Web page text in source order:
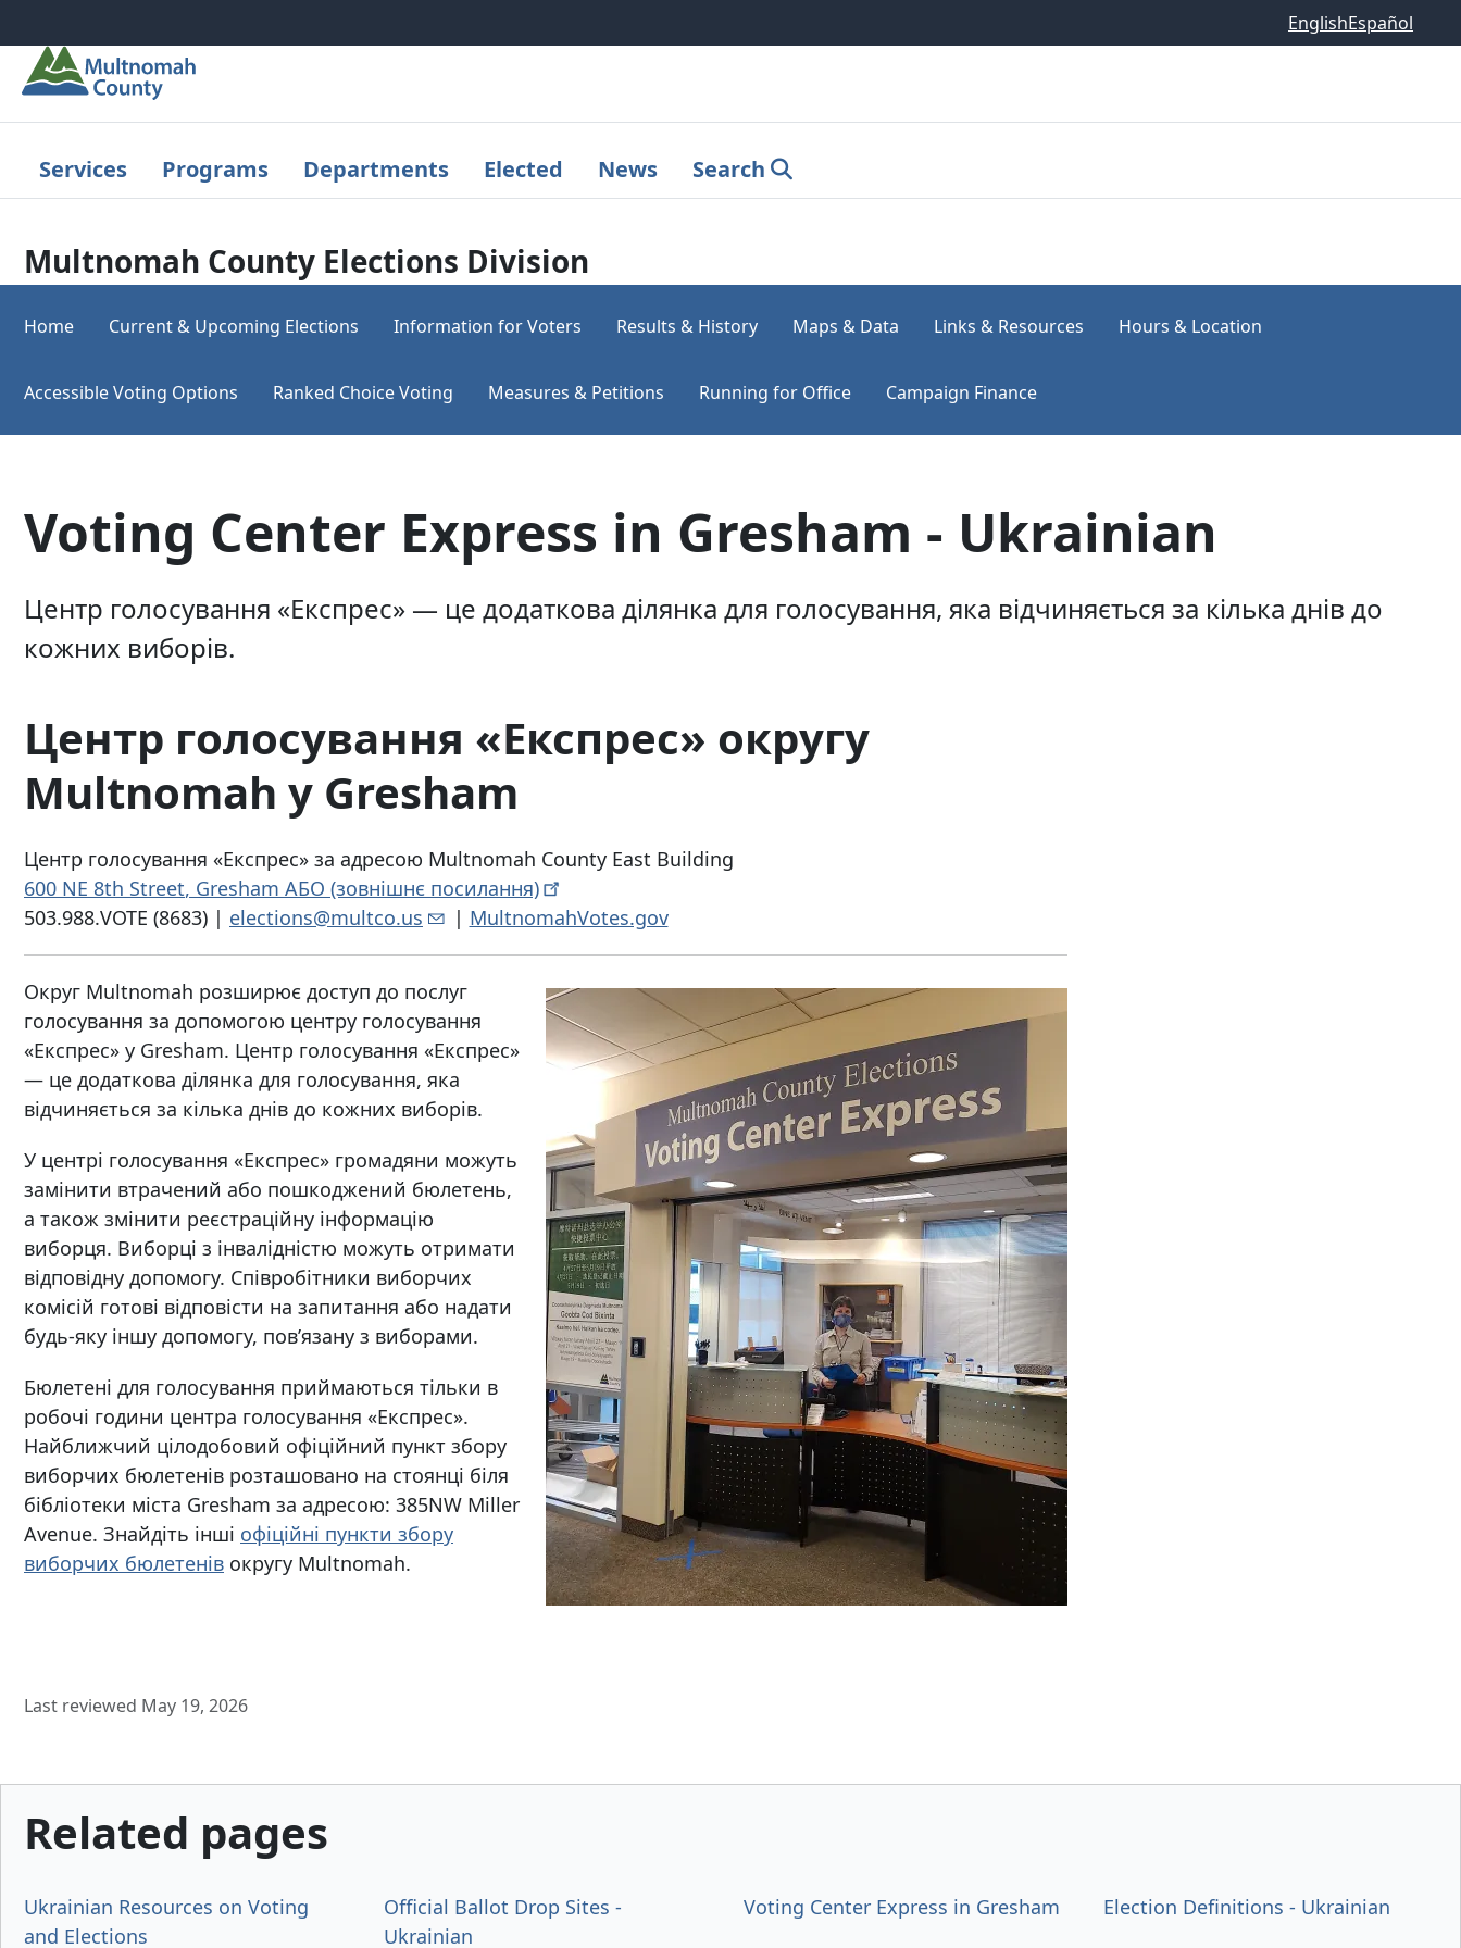
EnglishEspañol
Services Programs Departments Elected News Search
Multnomah County Elections Division
Home Current & Upcoming Elections Information for Voters Results & History Maps & Data Links & Resources Hours & Location
Accessible Voting Options Ranked Choice Voting Measures & Petitions Running for Office Campaign Finance
Voting Center Express in Gresham - Ukrainian
Центр голосування «Експрес» — це додаткова ділянка для голосування, яка відчиняється за кілька днів до
кожних виборів.
Центр голосування «Експрес» округу
Multnomah у Gresham
Центр голосування «Експрес» за адресою Multnomah County East Building
600 NE 8th Street, Gresham АБО (зовнішнє посилання)
503.988.VOTE (8683) | elections@multco.us | MultnomahVotes.gov
Округ Multnomah розширює доступ до послуг
голосування за допомогою центру голосування
«Експрес» у Gresham. Центр голосування «Експрес»
— це додаткова ділянка для голосування, яка
відчиняється за кілька днів до кожних виборів.
У центрі голосування «Експрес» громадяни можуть
замінити втрачений або пошкоджений бюлетень,
а також змінити реєстраційну інформацію
виборця. Виборці з інвалідністю можуть отримати
відповідну допомогу. Співробітники виборчих
комісій готові відповісти на запитання або надати
будь-яку іншу допомогу, пов’язану з виборами.
Бюлетені для голосування приймаються тільки в
робочі години центра голосування «Експрес».
Найближчий цілодобовий офіційний пункт збору
виборчих бюлетенів розташовано на стоянці біля
бібліотеки міста Gresham за адресою: 385NW Miller
Avenue. Знайдіть інші офіційні пункти збору
виборчих бюлетенів округу Multnomah.
Last reviewed May 19, 2026
Related pages
Ukrainian Resources on Voting
and Elections
Official Ballot Drop Sites -
Ukrainian
Voting Center Express in Gresham Election Definitions - Ukrainian